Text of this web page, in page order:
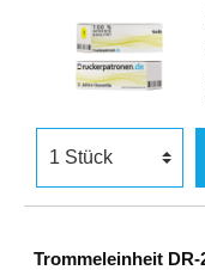
Trommeleinheit DR-241